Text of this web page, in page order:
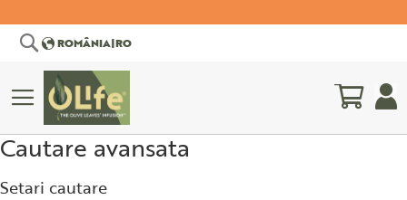
Cautare
ROMÂNIA|RO
Cosul
COMITETUL
BIBLIOGRAFIE
Cautare avansata
Setari cautare